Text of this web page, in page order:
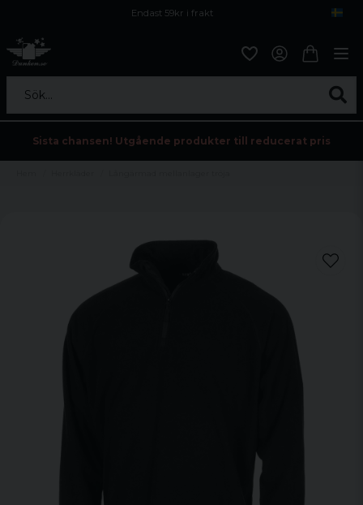
Endast 59kr i frakt
Sök...
Sista chansen! Utgående produkter till reducerat pris